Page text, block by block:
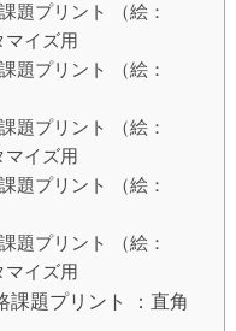
題プリント （絵：
マイズ用
題プリント （絵：
題プリント （絵：
マイズ用
題プリント （絵：
題プリント （絵：
マイズ用
課題プリント ：直角